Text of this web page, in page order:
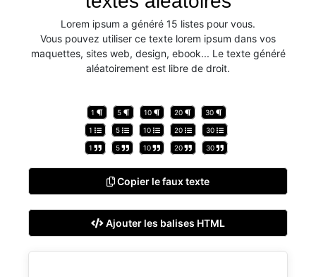
Lorem ipsum a généré 15 listes pour vous.
Vous pouvez utiliser ce texte lorem ipsum dans vos
maquettes, sites web, design, ebook... Le texte généré
aléatoirement est libre de droit.
1 5 10 20 30
1 5 10 20 30
1 5 10 20 30
Copier le faux texte
Ajouter les balises HTML